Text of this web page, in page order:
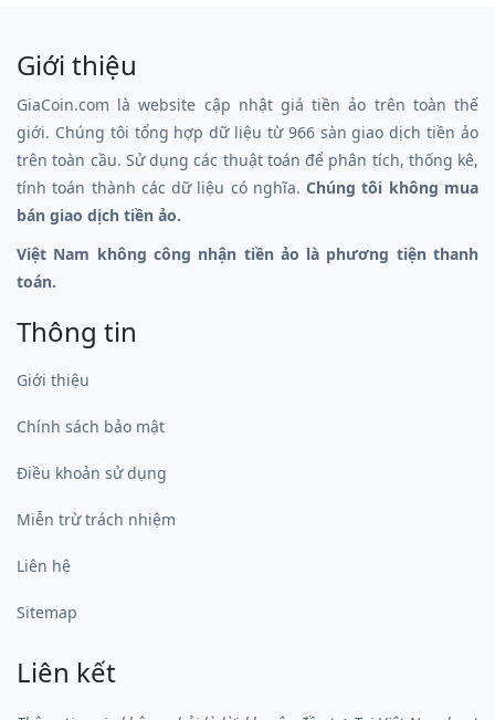
Giới thiệu
GiaCoin.com là website cập nhật giá tiền ảo trên toàn thế
giới. Chúng tôi tổng hợp dữ liệu từ 966 sàn giao dịch tiền ảo
trên toàn cầu. Sử dụng các thuật toán để phân tích, thống kê,
tính toán thành các dữ liệu có nghĩa.Chúng tôi không mua
bán giao dịch tiền ảo.
Việt Nam không công nhận tiền ảo là phương tiện thanh
toán.
Thông tin
Giới thiệu
Chính sách bảo mật
Điều khoản sử dụng
Miễn trừ trách nhiệm
Liên hệ
Sitemap
Liên kết